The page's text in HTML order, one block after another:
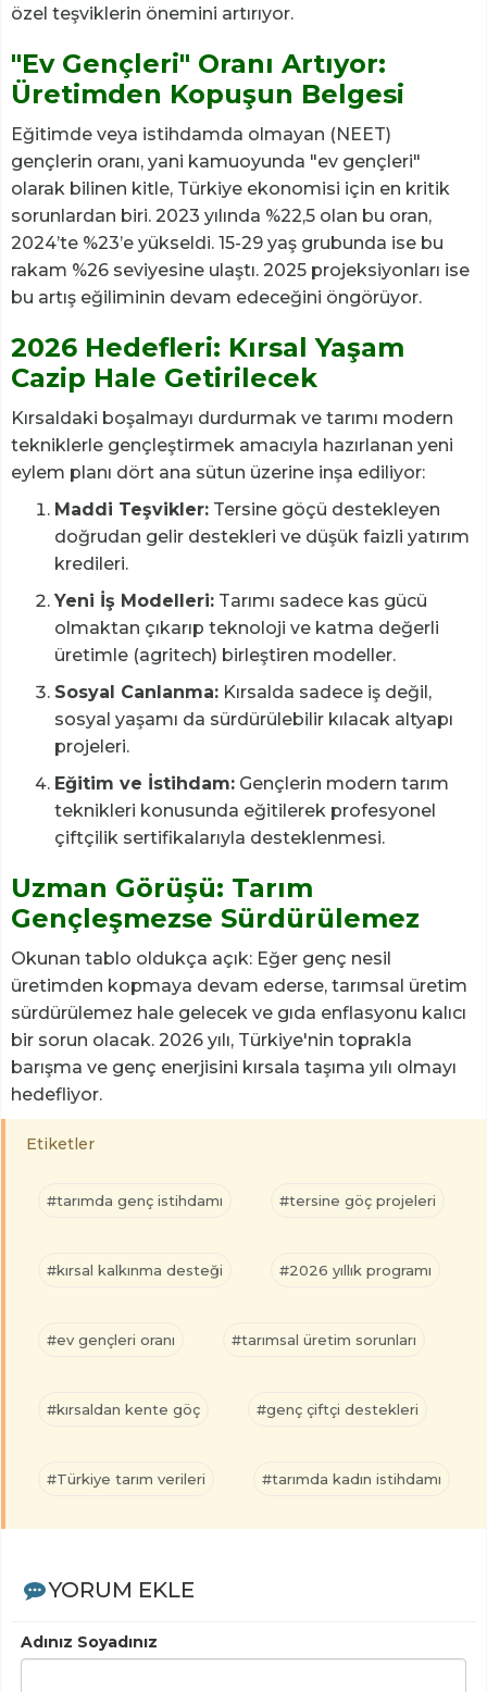
özel teşviklerin önemini artırıyor.
"Ev Gençleri" Oranı Artıyor:
Üretimden Kopuşun Belgesi
Eğitimde veya istihdamda olmayan (NEET)
gençlerin oranı, yani kamuoyunda "ev gençleri"
olarak bilinen kitle, Türkiye ekonomisi için en kritik
sorunlardan biri. 2023 yılında %22,5 olan bu oran,
2024’te %23’e yükseldi. 15-29 yaş grubunda ise bu
rakam %26 seviyesine ulaştı. 2025 projeksiyonları ise
bu artış eğiliminin devam edeceğini öngörüyor.
2026 Hedefleri: Kırsal Yaşam
Cazip Hale Getirilecek
Kırsaldaki boşalmayı durdurmak ve tarımı modern
tekniklerle gençleştirmek amacıyla hazırlanan yeni
eylem planı dört ana sütun üzerine inşa ediliyor:
Maddi Teşvikler: Tersine göçü destekleyen
doğrudan gelir destekleri ve düşük faizli yatırım
kredileri.
Yeni İş Modelleri: Tarımı sadece kas gücü
olmaktan çıkarıp teknoloji ve katma değerli
üretimle (agritech) birleştiren modeller.
Sosyal Canlanma: Kırsalda sadece iş değil,
sosyal yaşamı da sürdürülebilir kılacak altyapı
projeleri.
Eğitim ve İstihdam: Gençlerin modern tarım
teknikleri konusunda eğitilerek profesyonel
çiftçilik sertifikalarıyla desteklenmesi.
Uzman Görüşü: Tarım
Gençleşmezse Sürdürülemez
Okunan tablo oldukça açık: Eğer genç nesil
üretimden kopmaya devam ederse, tarımsal üretim
sürdürülemez hale gelecek ve gıda enflasyonu kalıcı
bir sorun olacak. 2026 yılı, Türkiye'nin toprakla
barışma ve genç enerjisini kırsala taşıma yılı olmayı
hedefliyor.
Etiketler
#tarımda genç istihdamı #tersine göç projeleri
#kırsal kalkınma desteği #2026 yıllık programı
#ev gençleri oranı #tarımsal üretim sorunları
#kırsaldan kente göç #genç çiftçi destekleri
#Türkiye tarım verileri #tarımda kadın istihdamı
YORUM EKLE
Adınız Soyadınız